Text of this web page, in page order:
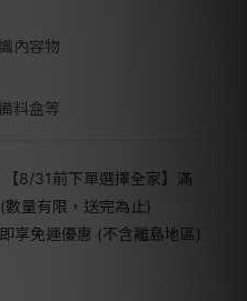
內容物
料盒等
【8/31前下單選擇全家】滿
量有限，送完為止)
享免運優惠 (不含離島地區)